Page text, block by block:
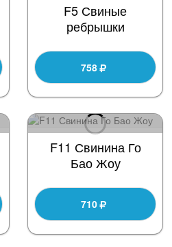
F5 Свиные
ребрышки
758
F11 Свинина Го
Бао Жоу
710